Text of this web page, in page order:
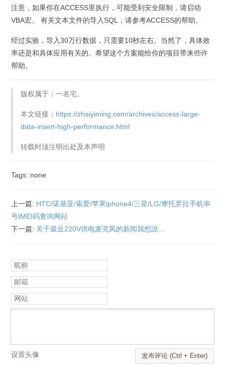
注意，如果你在ACCESS里执行，可能受到安全限制，请启动
VBA宏。 有关文本文件的导入SQL，请参考ACCESS的帮助。
经过实验，导入30万行数据，只需要10秒左右。当然了，具体效
率还是和具体应用有关的。希望这个方案能给你的项目带来些许
帮助。
版权属于：一名宅。
本文链接： https://zhaiyiming.com/archives/access-large-
data-insert-high-performance.html
转载时须注明出处及本声明
Tags: none
上一篇: HTC/诺基亚/索爱/苹果iphone4/三星/LG/摩托罗拉手机串
号IMEI码查询网站
下一篇: 关于最近220V供电麦克风的新闻我想說…
昵称
邮箱
网站
设置头像 发布评论 (Ctrl + Enter)